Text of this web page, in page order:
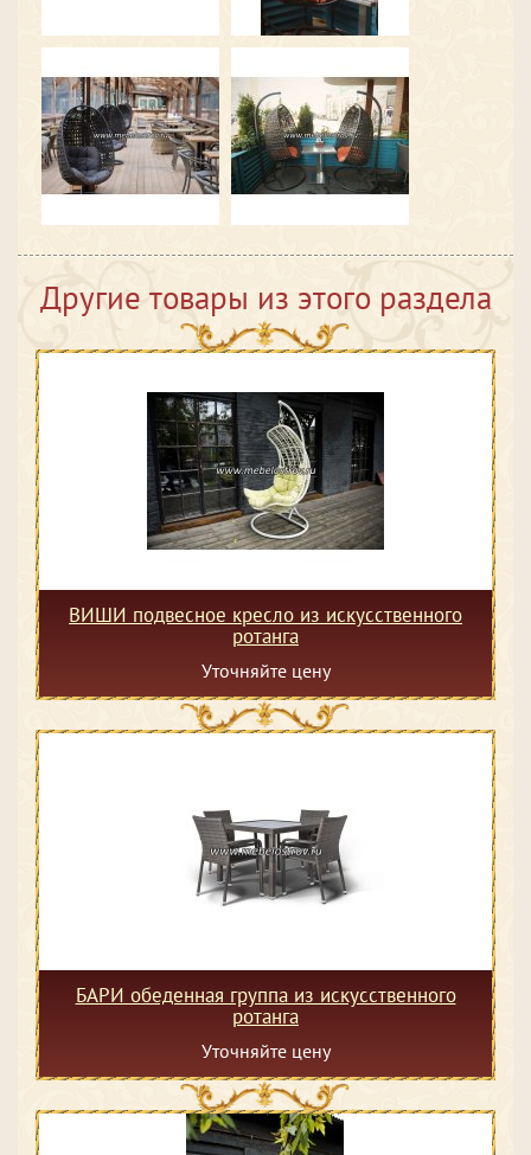
Другие товары из этого раздела
ВИШИ подвесное кресло из искусственного
ротанга
Уточняйте цену
БАРИ обеденная группа из искусственного
ротанга
Уточняйте цену